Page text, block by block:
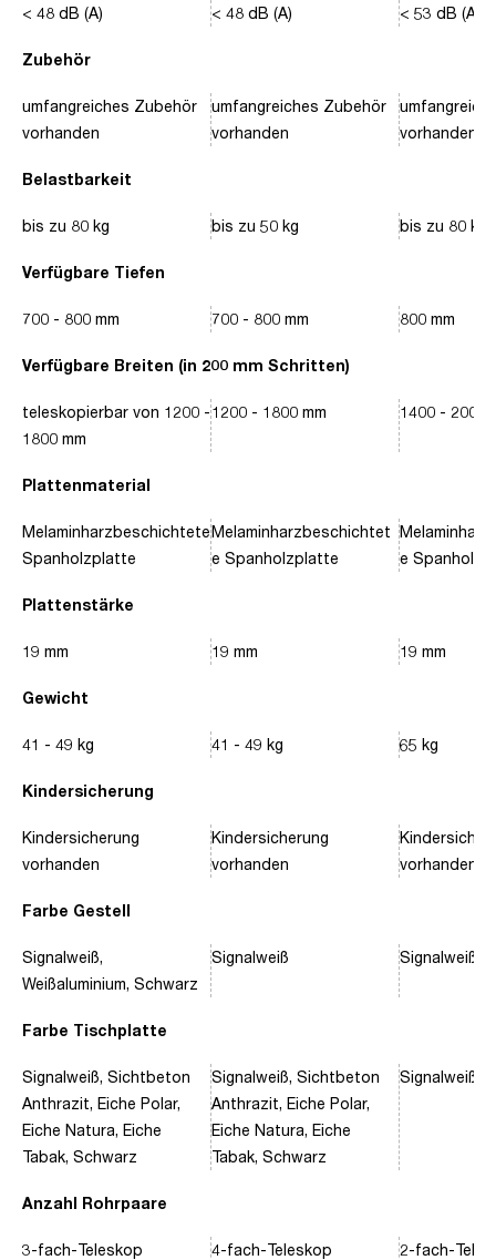
Zubehör
Belastbarkeit
Verfügbare Tiefen
Verfügbare Breiten (in 200 mm Schritten)
Plattenmaterial
Plattenstärke
Gewicht
Kindersicherung
Farbe Gestell
Farbe Tischplatte
Anzahl Rohrpaare
< 48 dB (A)
umfangreiches Zubehör
vorhanden
bis zu 80 kg
700 - 800 mm
teleskopierbar von 1200 -
1800 mm
Melaminharzbeschichtete
Spanholzplatte
19 mm
41 - 49 kg
Kindersicherung
vorhanden
Signalweiß,
Weißaluminium, Schwarz
Signalweiß, Sichtbeton
Anthrazit, Eiche Polar,
Eiche Natura, Eiche
Tabak, Schwarz
3-fach-Teleskop
< 48 dB (A)
umfangreiches Zubehör
vorhanden
bis zu 50 kg
700 - 800 mm
1200 - 1800 mm
Melaminharzbeschichtet
e Spanholzplatte
19 mm
41 - 49 kg
Kindersicherung
vorhanden
Signalweiß
Signalweiß, Sichtbeton
Anthrazit, Eiche Polar,
Eiche Natura, Eiche
Tabak, Schwarz
4-fach-Teleskop
< 53 dB (A)
vorhanden
bis zu 80 kg
800 mm
1400 - 2000
e
19 mm
65 kg
vorhanden
Signalweiß,
Signalweiß,
2-fach-